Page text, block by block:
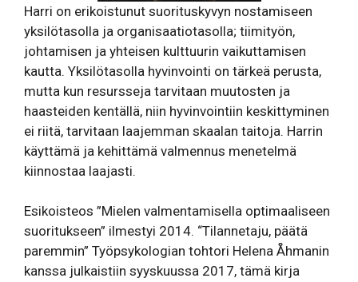
Harri on erikoistunut suorituskyvyn nostamiseen
yksilötasolla ja organisaatiotasolla; tiimityön,
johtamisen ja yhteisen kulttuurin vaikuttamisen
kautta. Yksilötasolla hyvinvointi on tärkeä perusta,
mutta kun resursseja tarvitaan muutosten ja
haasteiden kentällä, niin hyvinvointiin keskittyminen
ei riitä, tarvitaan laajemman skaalan taitoja. Harrin
käyttämä ja kehittämä valmennus menetelmä
kiinnostaa laajasti.
Esikoisteos ”Mielen valmentamisella optimaaliseen
suoritukseen” ilmestyi 2014. “Tilannetaju, päätä
paremmin” Työpsykologian tohtori Helena Åhmanin
kanssa julkaistiin syyskuussa 2017, tämä kirja